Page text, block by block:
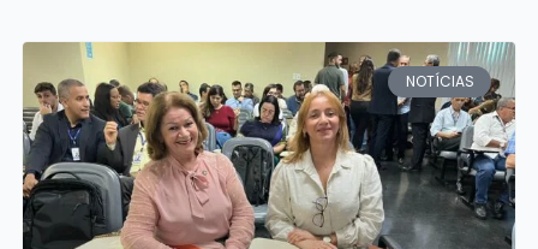
NOTÍCIAS